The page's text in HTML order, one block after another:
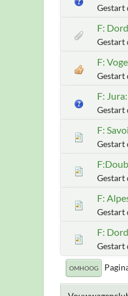
Gestart
F:
Gestart
F:
Gestart
F:
Gestart
F:
Gestart
Gestart
F:
Gestart
F:
Gestart
OMHOOG